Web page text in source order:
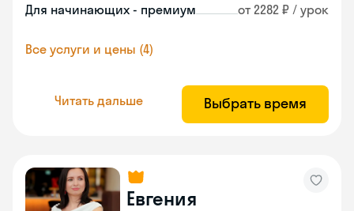
Для начинающих - премиум от 2282 ₽ / урок
Все услуги и цены (4)
Читать дальше Выбрать время
Евгения